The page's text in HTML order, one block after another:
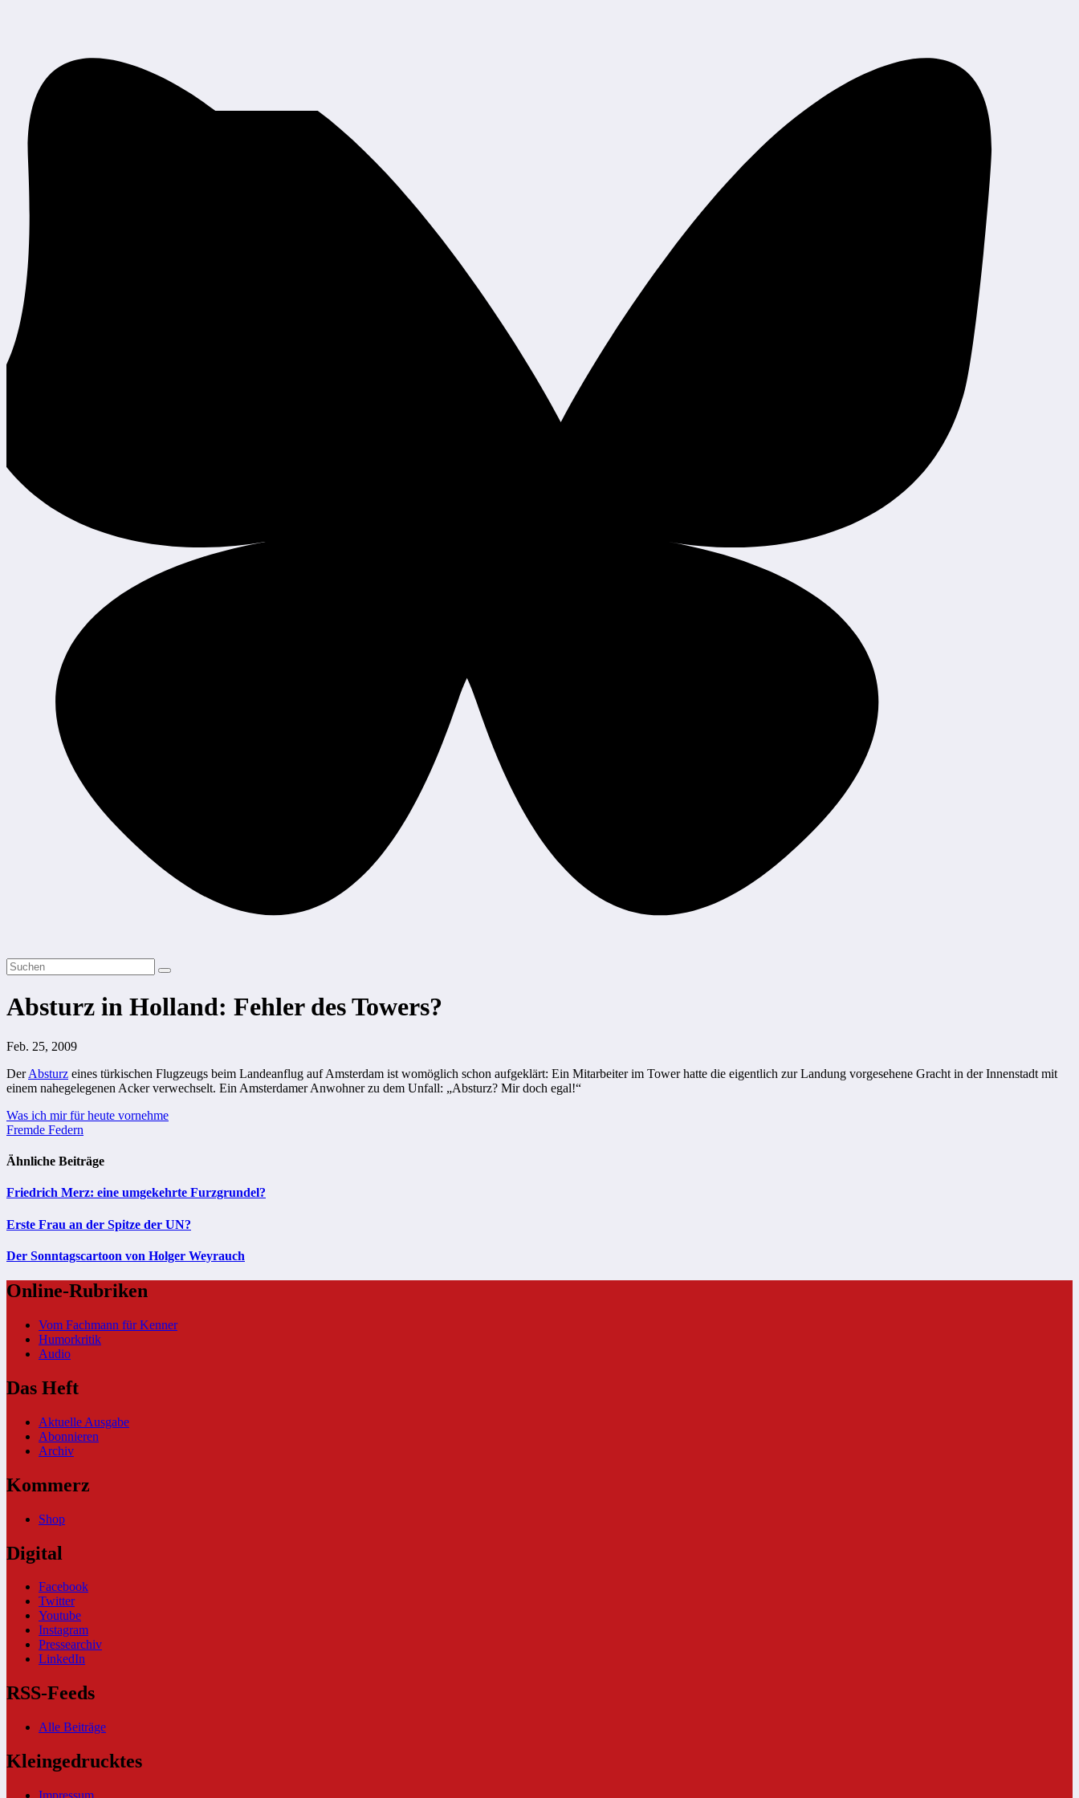
Absturz in Holland: Fehler des Towers?
Feb. 25, 2009
DerAbsturz eines türkischen Flugzeugs beim Landeanflug auf Amsterdam ist womöglich schon aufgeklärt: Ein Mitarbeiter im Tower hatte die eigentlich zur Landung vorgesehene Gracht in der Innenstadt mit
einem nahegelegenen Acker verwechselt. Ein Amsterdamer Anwohner zu dem Unfall: „Absturz? Mir doch egal!“
Beitragsnavigation
Was ich mir für heute vornehme
Fremde Federn
Ähnliche Beiträge
Friedrich Merz: eine umgekehrte Furzgrundel?
Erste Frau an der Spitze der UN?
Der Sonntagscartoon von Holger Weyrauch
Online-Rubriken
Vom Fachmann für Kenner
Humorkritik
Audio
Das Heft
Aktuelle Ausgabe
Abonnieren
Archiv
Kommerz
Shop
Digital
Facebook
Twitter
Youtube
Instagram
Pressearchiv
LinkedIn
RSS-Feeds
Alle Beiträge
Kleingedrucktes
Impressum